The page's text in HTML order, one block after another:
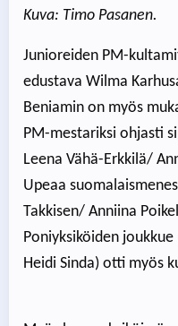
Kuva: Timo Pasanen.
Junioreiden PM-
edustava Wilma
Beniamin on myös
PM-mestariksi ohjasti
Leena Vähä-Erkkilä/
Upeaa
Takkisen/ Anniina
Poniyksiköiden joukkue
Heidi Sinda) otti myös